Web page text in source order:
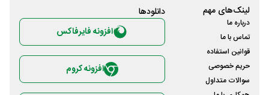
لینک‌های مهم
درباره ما
تماس با ما
قوانین استفاده
حریم خصوصی
سوالات متداول
دانلود‌ها
افزونه فایرفاکس
افزونه کروم